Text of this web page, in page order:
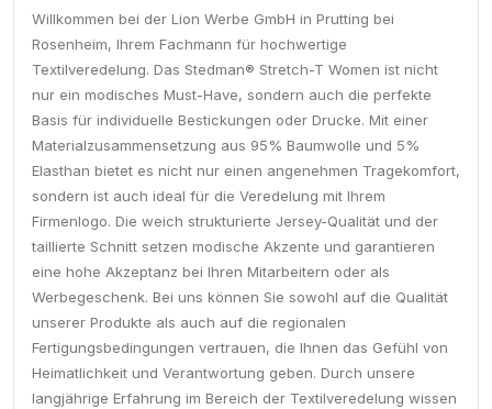
Willkommen bei der Lion Werbe GmbH in Prutting bei
Rosenheim, Ihrem Fachmann für hochwertige
Textilveredelung. Das Stedman® Stretch-T Women ist nicht
nur ein modisches Must-Have, sondern auch die perfekte
Basis für individuelle Bestickungen oder Drucke. Mit einer
Materialzusammensetzung aus 95% Baumwolle und 5%
Elasthan bietet es nicht nur einen angenehmen Tragekomfort,
sondern ist auch ideal für die Veredelung mit Ihrem
Firmenlogo. Die weich strukturierte Jersey-Qualität und der
taillierte Schnitt setzen modische Akzente und garantieren
eine hohe Akzeptanz bei Ihren Mitarbeitern oder als
Werbegeschenk. Bei uns können Sie sowohl auf die Qualität
unserer Produkte als auch auf die regionalen
Fertigungsbedingungen vertrauen, die Ihnen das Gefühl von
Heimatlichkeit und Verantwortung geben. Durch unsere
langjährige Erfahrung im Bereich der Textilveredelung wissen